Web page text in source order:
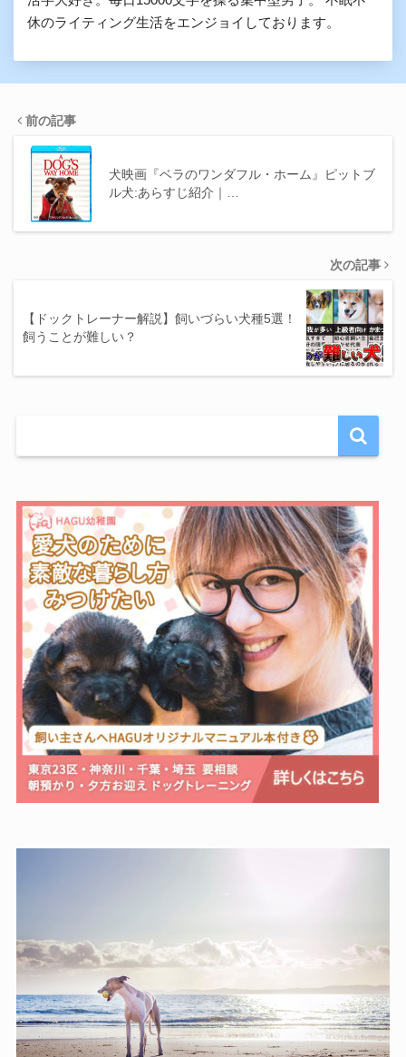
休のライティング生活をエンジョイしております。
前の記事
犬映画『ベラのワンダフル・ホーム』ピットブ
ル犬:あらすじ紹介｜…
次の記事
【ドックトレーナー解説】飼いづらい犬種5選！
飼うことが難しい？